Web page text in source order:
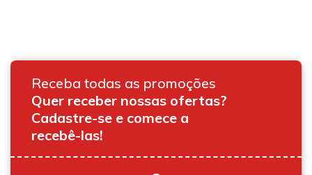
Receba todas as promoções
Quer receber nossas ofertas?
Cadastre-se e comece a
recebê-las!